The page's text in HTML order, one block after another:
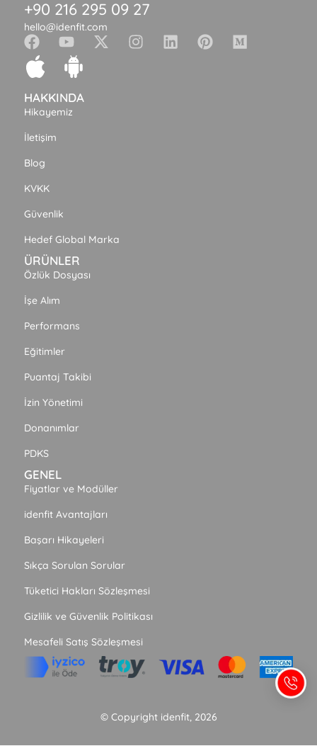
+90 216 295 09 27
hello@idenfit.com
HAKKINDA
Hikayemiz
İletişim
Blog
KVKK
Güvenlik
Hedef Global Marka
ÜRÜNLER
Özlük Dosyası
İşe Alım
Performans
Eğitimler
Puantaj Takibi
İzin Yönetimi
Donanımlar
PDKS
GENEL
Fiyatlar ve Modüller
idenfit Avantajları
Başarı Hikayeleri
Sıkça Sorulan Sorular
Tüketici Hakları Sözleşmesi
Gizlilik ve Güvenlik Politikası
Mesafeli Satış Sözleşmesi
© Copyright idenfit, 2026